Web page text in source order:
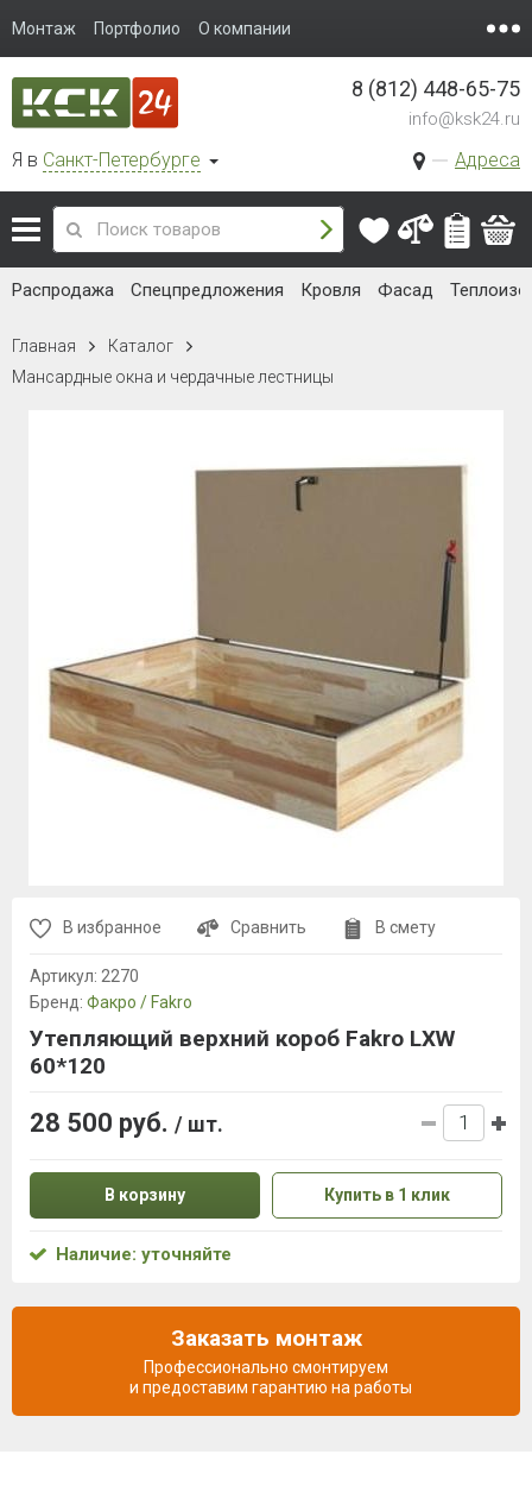
Монтаж Портфолио О компании
Я в Санкт-Петербурге Адреса
8 (812) 448-65-75
info@ksk24.ru
Распродажа Спецпредложения Кровля Фасад
Главная
Каталог
Мансардные окна и чердачные лестницы
В избранное Сравнить В смету
Артикул: 2270
Бренд: Факро / Fakro
Утепляющий верхний короб Fakro LXW
60*120
28 500 руб. / шт.
В корзину Купить в 1 клик
Наличие: уточняйте
Заказать монтаж
Профессионально смонтируем
и предоставим гарантию на работы